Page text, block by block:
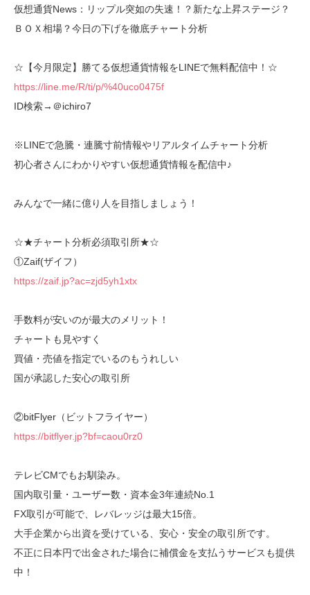
仮想通貨News：リップル突如の失速！？新たな上昇ステージ？
ＢＯＸ相場？今日の下げを徹底チャート分析
☆【今月限定】勝てる仮想通貨情報をLINEで無料配信中！☆
https://line.me/R/ti/p/%40uco0475f
ID検索→＠ichiro7
※LINEで急騰・連騰寸前情報やリアルタイムチャート分析
初心者さんにわかりやすい仮想通貨情報を配信中♪
みんなで一緒に億り人を目指しましょう！
☆★チャート分析必須取引所★☆
①Zaif(ザイフ）
https://zaif.jp?ac=zjd5yh1xtx
手数料が安いのが最大のメリット！
チャートも見やすく
買値・売値を指定でいるのもうれしい
国が承認した安心の取引所
②bitFlyer（ビットフライヤー）
https://bitflyer.jp?bf=caou0rz0
テレビCMでもお馴染み。
国内取引量・ユーザー数・資本金3年連続No.1
FX取引が可能で、レバレッジは最大15倍。
大手企業から出資を受けている、安心・安全の取引所です。
不正に日本円で出金された場合に補償金を支払うサービスも提供
中！